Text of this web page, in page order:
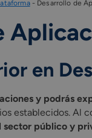
- Desarrollo de
en
y podrás
establecidos. Al
sector público y